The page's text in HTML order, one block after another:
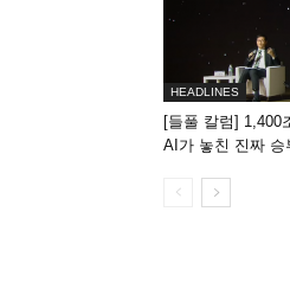
HEADLINES
[들풀 칼럼] 1,400
AI가 놓친 진짜 승